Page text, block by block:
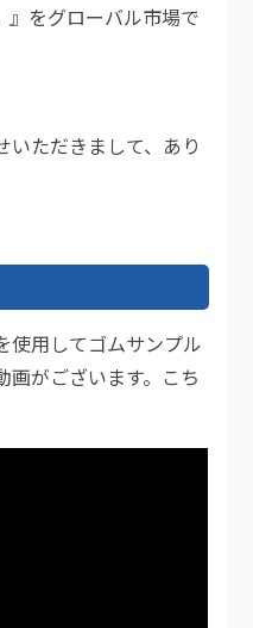
』をグローバル市場で
いただきまして、あり
使用してゴムサンプル
画がございます。こち